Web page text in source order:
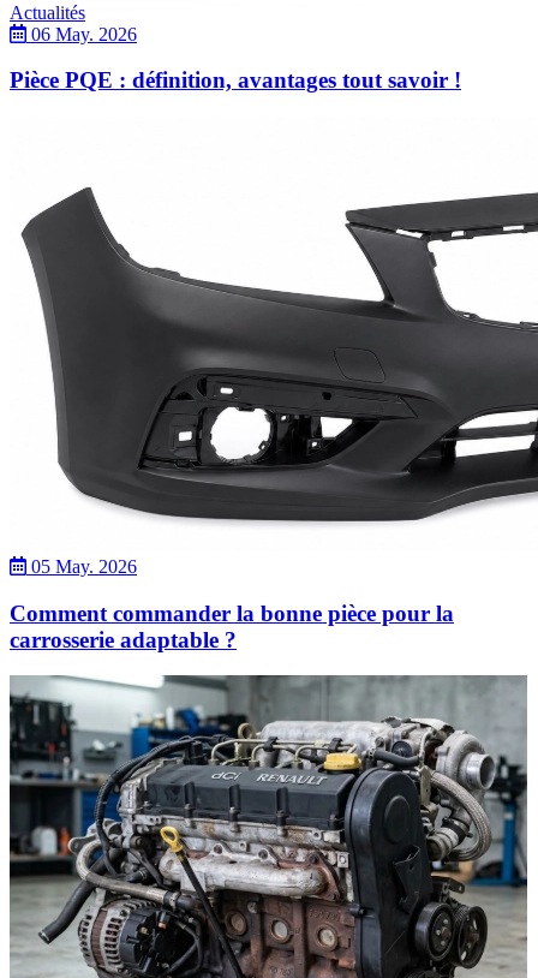
Actualités
06 May. 2026
Pièce PQE : définition, avantages tout savoir !
05 May. 2026
Comment commander la bonne pièce pour la
carrosserie adaptable ?